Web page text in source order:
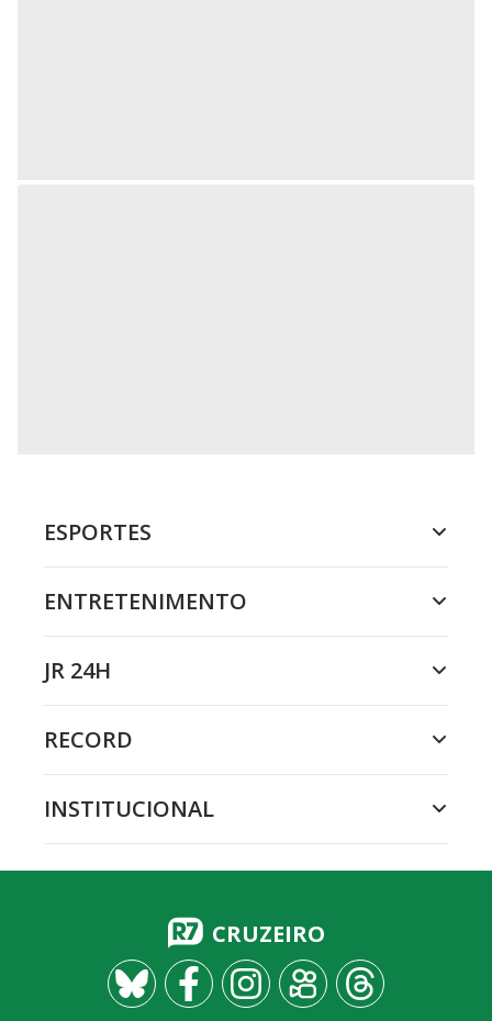
ESPORTES
ENTRETENIMENTO
JR 24H
RECORD
INSTITUCIONAL
CRUZEIRO